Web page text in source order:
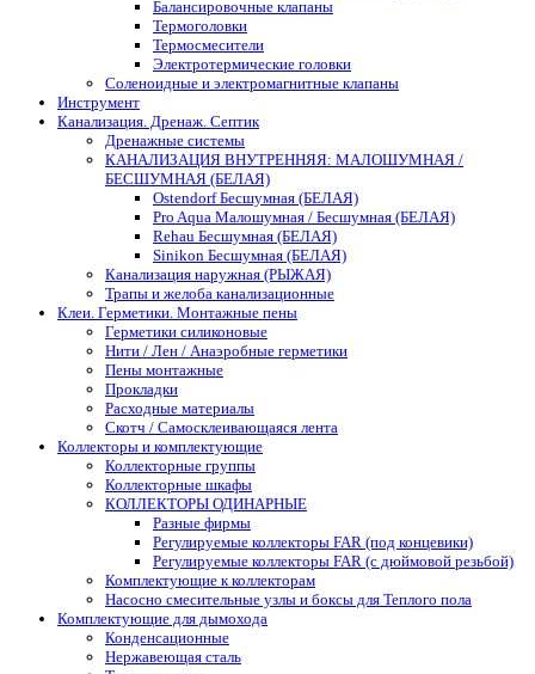
Балансировочные клапаны
Термоголовки
Термосмесители
Электротермические головки
Соленоидные и электромагнитные клапаны
Инструмент
Канализация. Дренаж. Септик
Дренажные системы
КАНАЛИЗАЦИЯ ВНУТРЕННЯЯ: МАЛОШУМНАЯ /
БЕСШУМНАЯ (БЕЛАЯ)
Ostendorf Бесшумная (БЕЛАЯ)
Pro Aqua Малошумная / Бесшумная (БЕЛАЯ)
Rehau Бесшумная (БЕЛАЯ)
Sinikon Бесшумная (БЕЛАЯ)
Канализация наружная (РЫЖАЯ)
Трапы и желоба канализационные
Клеи. Герметики. Монтажные пены
Герметики силиконовые
Нити / Лен / Анаэробные герметики
Пены монтажные
Прокладки
Расходные материалы
Скотч / Самосклеивающаяся лента
Коллекторы и комплектующие
Коллекторные группы
Коллекторные шкафы
КОЛЛЕКТОРЫ ОДИНАРНЫЕ
Разные фирмы
Регулируемые коллекторы FAR (под концевики)
Регулируемые коллекторы FAR (с дюймовой резьбой)
Комплектующие к коллекторам
Насосно смесительные узлы и боксы для Теплого пола
Комплектующие для дымохода
Конденсационные
Нержавеющая сталь